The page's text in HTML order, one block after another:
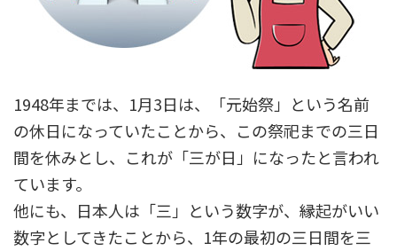
1948年までは、1月3日は、「元始祭」という名前
の休日になっていたことから、この祭祀までの三日
間を休みとし、これが「三が日」になったと言われ
ています。
他にも、日本人は「三」という数字が、縁起がいい
数字としてきたことから、1年の最初の三日間を三